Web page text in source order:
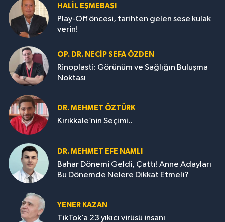
HALIL EŞMEBAŞI
Play-Off öncesi, tarihten gelen sese kulak
verin!
OP. DR. NECIP SEFA ÖZDEN
Rinoplasti: Görünüm ve Sağlığın Buluşma
Noktası
DR. MEHMET ÖZTÜRK
Kırıkkale’nin Seçimi..
DR. MEHMET EFE NAMLI
Bahar Dönemi Geldi, Çattı! Anne Adayları
Bu Dönemde Nelere Dikkat Etmeli?
YENER KAZAN
TikTok’a 23 yıkıcı virüsü insanı